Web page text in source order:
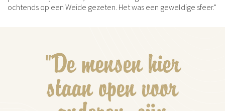
ochtends op een Weide gezeten. Het was een geweldige sfeer."
"De mensen hier
staan open voor